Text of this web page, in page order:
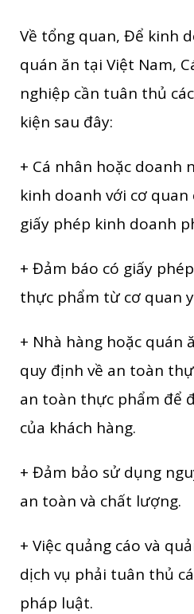
Về tổng quan, Để kinh
quán ăn tại Việt Nam,
nghiệp cần tuân thủ
kiện sau đây:
+ Cá nhân hoặc doanh
kinh doanh với cơ quan
giấy phép kinh doanh
+ Đảm báo có giấy
thực phẩm từ cơ quan
+ Nhà hàng hoặc quán
quy định về an toàn
an toàn thực phẩm để
của khách hàng.
+ Đảm bảo sử dụng
an toàn và chất lượng.
+ Việc quảng cáo và
dịch vụ phải tuân thủ
pháp luật.